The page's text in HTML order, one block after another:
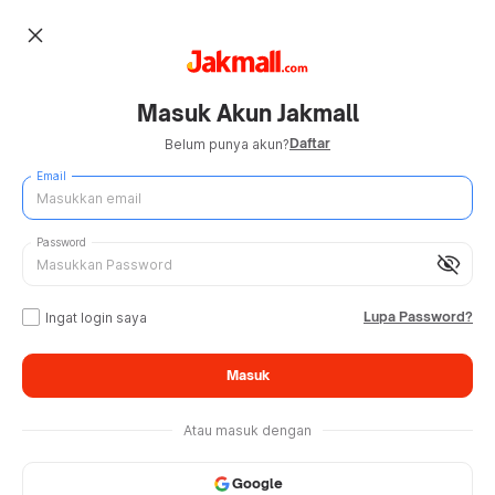
close
Masuk Akun Jakmall
Belum punya akun?Daftar
Email
visibility_off
Password
Ingat login saya Lupa Password?
Masuk
Atau masuk dengan
Google